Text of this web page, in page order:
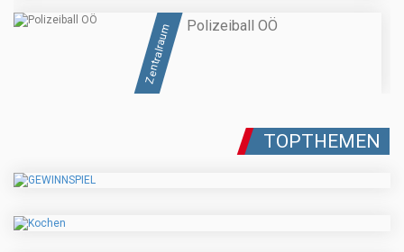
Zentralraum Polizeiball OÖ
TOPTHEMEN